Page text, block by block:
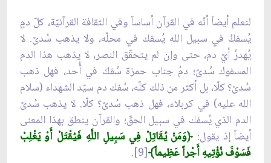
لنعلم أيضاً أنّه في القرآن أساساً وفي الثقافة القرآنيّة، كلّ دمٍ
يُسفكُ في سبيل الله يُسفك في محلّه، ولا يذهب سُدىً. لا
يُهدرُ أيّ دم، حتى وإن لم يتحقّق النصر، لا يذهب هذا الدم
المسفوك سُدىً؛ دمُ جناب حمزة سُفكَ في أُحد، فهل ذهب
سُدىً؟ كلّا، بل أكثر من ذلك كلّه، سُفك دم سيّد الشهداء (سلام
الله عليه) في كربلاء، فهل ذهب سُدىً؟ كلّا. لا يذهب سُدىً
الدم الذي يُسفك في سبيل الحقّ؛ والقرآن ينطق بهذا المعنى
أيضاً إذ يقول: ﴿وَمَنْ يُقَاتِلْ فِي سَبِيلِ اللَّهِ فَيُقْتَلْ أَوْ يَغْلِبْ
فَسَوْفَ نُؤْتِيهِ أَجْراً عَظِيماً﴾[9].